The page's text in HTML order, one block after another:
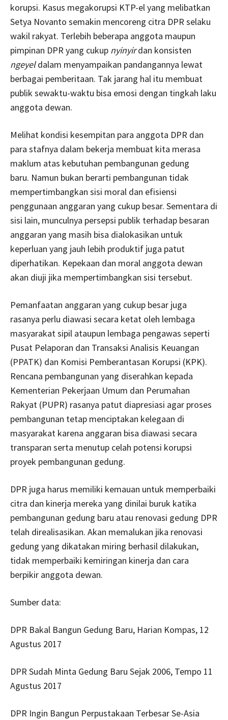
korupsi. Kasus megakorupsi KTP-el yang melibatkan
Setya Novanto semakin mencoreng citra DPR selaku
wakil rakyat. Terlebih beberapa anggota maupun
pimpinan DPR yang cukup nyinyirdan konsisten
ngeyeldalam menyampaikan pandangannya lewat
berbagai pemberitaan. Tak jarang hal itu membuat
publik sewaktu-waktu bisa emosi dengan tingkah laku
anggota dewan.
Melihat kondisi kesempitan para anggota DPR dan
para stafnya dalam bekerja membuat kita merasa
maklum atas kebutuhan pembangunan gedung
baru. Namun bukan berarti pembangunan tidak
mempertimbangkan sisi moral dan efisiensi
penggunaan anggaran yang cukup besar. Sementara di
sisi lain, munculnya persepsi publik terhadap besaran
anggaran yang masih bisa dialokasikan untuk
keperluan yang jauh lebih produktif juga patut
diperhatikan. Kepekaan dan moral anggota dewan
akan diuji jika mempertimbangkan sisi tersebut.
Pemanfaatan anggaran yang cukup besar juga
rasanya perlu diawasi secara ketat oleh lembaga
masyarakat sipil ataupun lembaga pengawas seperti
Pusat Pelaporan dan Transaksi Analisis Keuangan
(PPATK) dan Komisi Pemberantasan Korupsi (KPK).
Rencana pembangunan yang diserahkan kepada
Kementerian Pekerjaan Umum dan Perumahan
Rakyat (PUPR) rasanya patut diapresiasi agar proses
pembangunan tetap menciptakan kelegaan di
masyarakat karena anggaran bisa diawasi secara
transparan serta menutup celah potensi korupsi
proyek pembangunan gedung.
DPR juga harus memiliki kemauan untuk memperbaiki
citra dan kinerja mereka yang dinilai buruk katika
pembangunan gedung baru atau renovasi gedung DPR
telah direalisasikan. Akan memalukan jika renovasi
gedung yang dikatakan miring berhasil dilakukan,
tidak memperbaiki kemiringan kinerja dan cara
berpikir anggota dewan.
Sumber data:
DPR Bakal Bangun Gedung Baru, Harian Kompas, 12
Agustus 2017
DPR Sudah Minta Gedung Baru Sejak 2006, Tempo 11
Agustus 2017
DPR Ingin Bangun Perpustakaan Terbesar Se-Asia